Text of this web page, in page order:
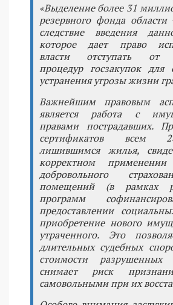
«Выделение более 31
резервного фонда
следствие введения
которое дает право
власти отступать от
процедур госзакупок для
устранения угрозы жизни
Важнейшим правовым
является работа с
правами пострадавших.
сертификатов всем
лишившимся жилья,
корректном применении
добровольного
помещений (в рамках
программ
предоставлении
приобретение нового
утраченного. Это
длительных судебных
стоимости
снимает риск
самовольными при их